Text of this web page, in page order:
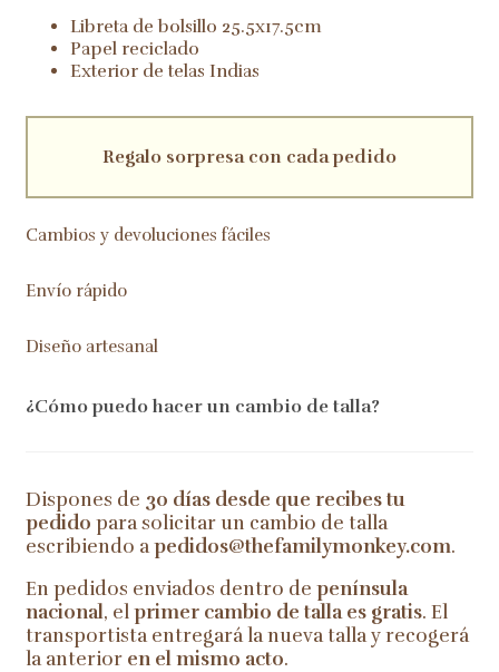
Libreta de bolsillo 25.5x17.5cm
Papel reciclado
Exterior de telas Indias
Regalo sorpresa con cada pedido
Cambios y devoluciones fáciles
Envío rápido
Diseño artesanal
¿Cómo puedo hacer un cambio de talla?
Dispones de 30 días desde que recibes tu
pedido para solicitar un cambio de talla
escribiendo apedidos@thefamilymonkey.com.
En pedidos enviados dentro de península
nacional, elprimer cambio de talla es gratis. El
transportista entregará la nueva talla y recogerá
la anterior en el mismo acto.